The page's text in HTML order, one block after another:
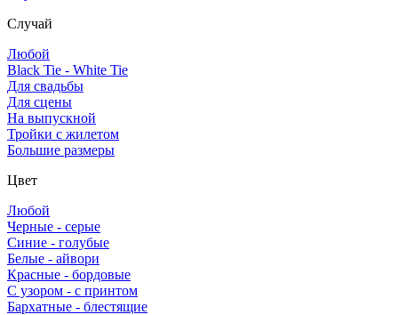
Случай
Любой
Black Tie - White Tie
Для свадьбы
Для сцены
На выпускной
Тройки с жилетом
Большие размеры
Цвет
Любой
Черные - серые
Синие - голубые
Белые - айвори
Красные - бордовые
С узором - с принтом
Бархатные - блестящие